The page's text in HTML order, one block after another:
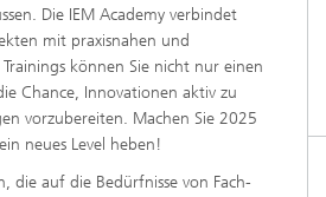
Die IEM Academy verbindet
mit praxisnahen und
können Sie nicht nur einen
Chance, Innovationen aktiv zu
vorzubereiten. Machen Sie 2025
neues Level heben!
die auf die Bedürfnisse von Fach-